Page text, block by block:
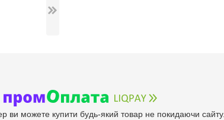
ви можете купити будь-який товар не покидаючи сайту.